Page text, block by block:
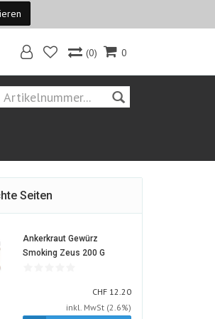
0
(0)
Seiten
Ankerkraut Gewürz
Smoking Zeus 200 G740881-
CHF CHF
12.20
inkl. MwSt (2.6%)